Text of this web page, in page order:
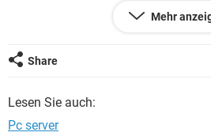
und Die kauf eines leistungsfähigen
Server , für was soll man sich
danke für jede Antwort oder
Mehr
Share
Lesen Sie auch:
Pc server